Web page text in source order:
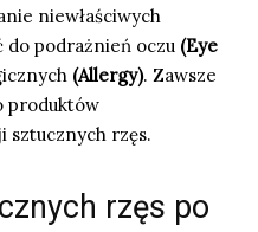
niewłaściwych
podrażnień oczu (Eye
(Allergy). Zawsze
produktów
sztucznych rzęs.
rzęs po